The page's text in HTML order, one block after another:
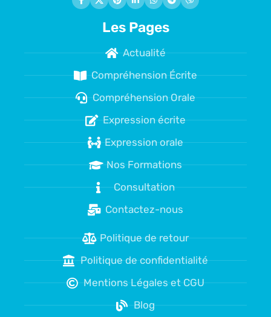
Les Pages
Actualité
Compréhension Écrite
Compréhension Orale
Expression écrite
Expression orale
Nos Formations
Consultation
Contactez-nous
Politique de retour
Politique de confidentialité
Mentions Légales et CGU
Blog